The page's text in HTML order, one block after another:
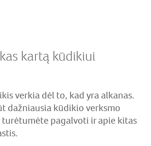
kartą kūdikiui
verkia dėl to, kad yra alkanas.
dažniausia kūdikio verksmo
pagalvoti ir apie kitas